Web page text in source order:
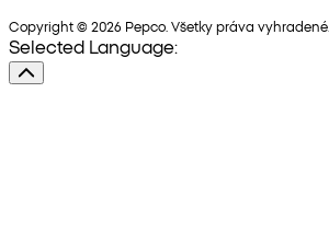
Copyright © 2026 Pepco. Všetky práva vyhradené.
Selected Language: